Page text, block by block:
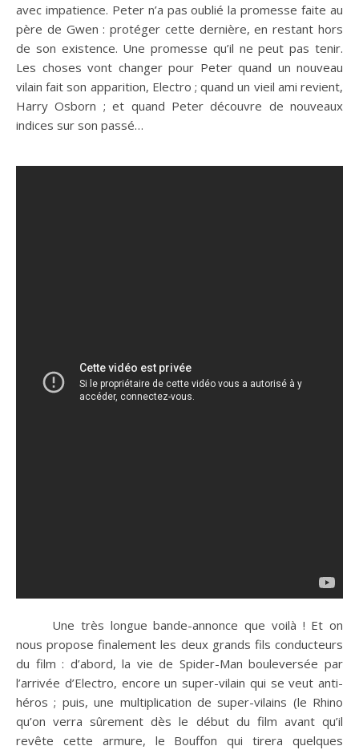
avec impatience. Peter n’a pas oublié la promesse faite au
père de Gwen : protéger cette dernière, en restant hors
de son existence. Une promesse qu’il ne peut pas tenir.
Les choses vont changer pour Peter quand un nouveau
vilain fait son apparition, Electro ; quand un vieil ami revient,
Harry Osborn ; et quand Peter découvre de nouveaux
indices sur son passé…
Une très longue bande-annonce que voilà ! Et on
nous propose finalement les deux grands fils conducteurs
du film : d’abord, la vie de Spider-Man bouleversée par
l’arrivée d’Electro, encore un super-vilain qui se veut anti-
héros ; puis, une multiplication de super-vilains (le Rhino
qu’on verra sûrement dès le début du film avant qu’il
revête cette armure, le Bouffon qui tirera quelques